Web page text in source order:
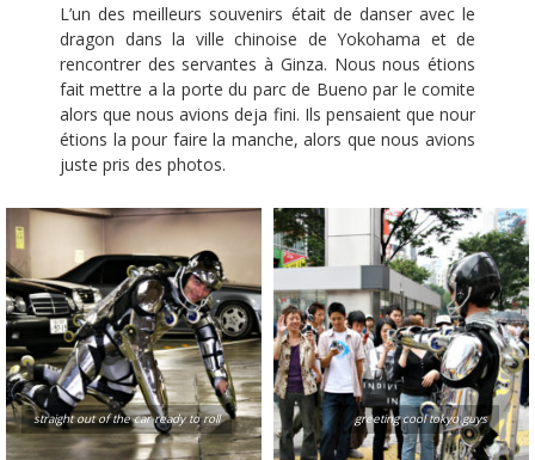
L’un des meilleurs souvenirs était de danser avec le
dragon dans la ville chinoise de Yokohama et de
rencontrer des servantes à Ginza. Nous nous étions
fait mettre a la porte du parc de Bueno par le comite
alors que nous avions deja fini. Ils pensaient que nour
étions la pour faire la manche, alors que nous avions
juste pris des photos.
straight out of the car ready to roll greeting cool tokyo guys